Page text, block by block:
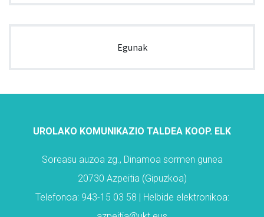
Egunak
UROLAKO KOMUNIKAZIO TALDEA KOOP. ELK
Soreasu auzoa zg., Dinamoa sormen gunea
20730 Azpeitia (Gipuzkoa)
Telefonoa: 943-15 03 58 | Helbide elektronikoa: